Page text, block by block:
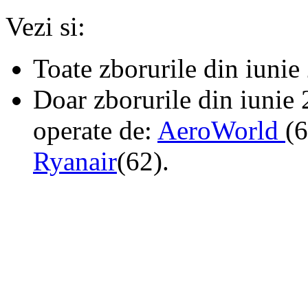
Vezi si:
Toate zborurile din
Doar zborurile din iunie
operate de: AeroWorld
Ryanair(62).